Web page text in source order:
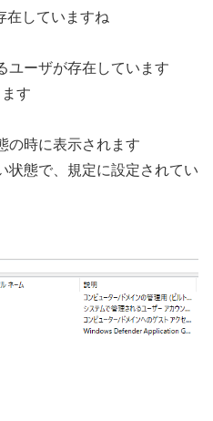
在していますね
ユーザが存在しています
す
の時に表示されます
状態で、規定に設定されてい